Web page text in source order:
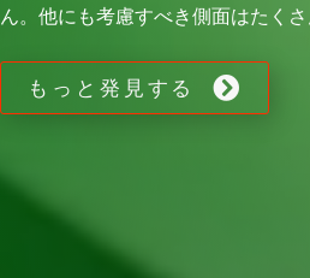
ん。他にも考慮すべき側面はたくさ
もっと発見する